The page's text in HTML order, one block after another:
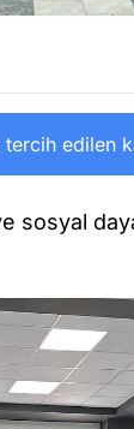
tercih edilen